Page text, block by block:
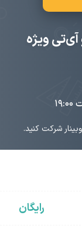
آی‌تی ویژه
رایگان